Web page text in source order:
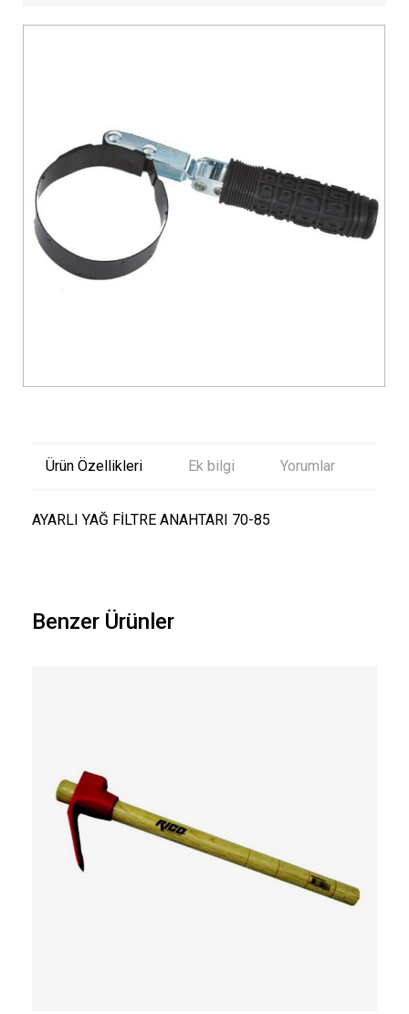
Ürün Özellikleri Ek bilgi Yorumlar
AYARLI YAĞ FİLTRE ANAHTARI 70-85
Benzer Ürünler